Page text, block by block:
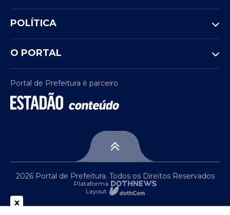
POLÍTICA
O PORTAL
Portal de Prefeitura é parceiro
2026 Portal de Prefeitura. Todos os Direitos Reservados
Plataforma
Layout
x